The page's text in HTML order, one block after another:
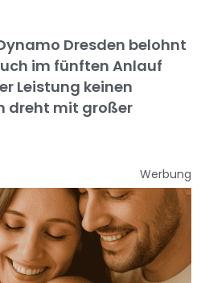
Dresden belohnt
im fünften Anlauf
Leistung keinen
dreht mit großer
Werbung